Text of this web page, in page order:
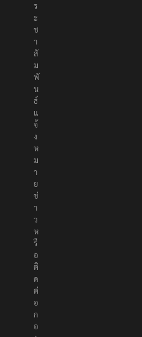
ร
ะ
ช
า
สั
ม
พั
น
ธ์
แ
จ้
ง
ห
ม
า
ย
ข่
า
ว
ห
รื
อ
ติ
ด
ต่
อ
ก
อ